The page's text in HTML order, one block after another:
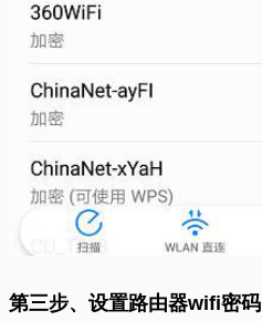
第三步、设置路由器wifi密码